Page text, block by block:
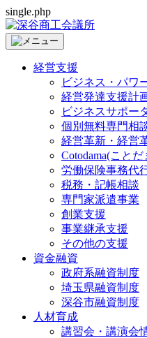
single.php
経営支援
ビジネス・パワ
経営発達支援計
ビジネスサポー
個別無料専門相
経営革新・経営
Cotodama(ことだ
労働保険事務代
税務・記帳相談
専門家派遣事業
創業支援
事業継承支援
その他の支援
資金融資
政府系融資制度
埼玉県融資制度
深谷市融資制度
人材育成
講習会・講演会